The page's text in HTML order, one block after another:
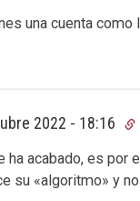
una cuenta
2022 - 18:16
ha acabado, es por
su «algoritmo» y